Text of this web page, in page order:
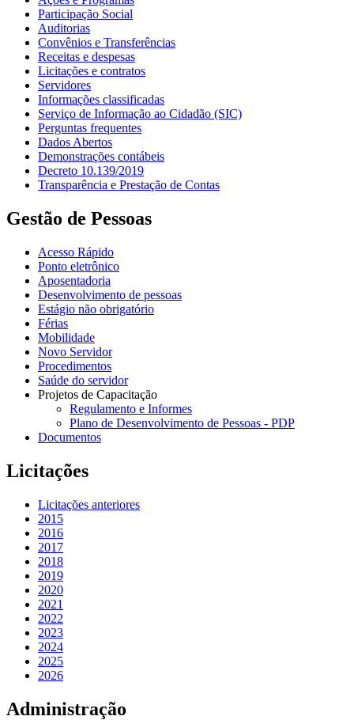
Participação Social
Auditorias
Convênios e Transferências
Receitas e despesas
Licitações e contratos
Servidores
Informações classificadas
Serviço de Informação ao Cidadão (SIC)
Perguntas frequentes
Dados Abertos
Demonstrações contábeis
Decreto 10.139/2019
Transparência e Prestação de Contas
Gestão de Pessoas
Acesso Rápido
Ponto eletrônico
Aposentadoria
Desenvolvimento de pessoas
Estágio não obrigatório
Férias
Mobilidade
Novo Servidor
Procedimentos
Saúde do servidor
Projetos de Capacitação
Regulamento e Informes
Plano de Desenvolvimento de Pessoas - PDP
Documentos
Licitações
Licitações anteriores
2015
2016
2017
2018
2019
2020
2021
2022
2023
2024
2025
2026
Administração